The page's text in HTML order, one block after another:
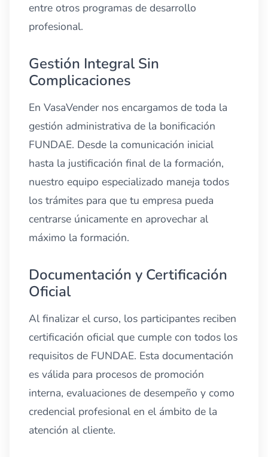
entre otros programas de desarrollo
profesional.
Gestión Integral Sin
Complicaciones
En VasaVender nos encargamos de toda la
gestión administrativa de la bonificación
FUNDAE. Desde la comunicación inicial
hasta la justificación final de la formación,
nuestro equipo especializado maneja todos
los trámites para que tu empresa pueda
centrarse únicamente en aprovechar al
máximo la formación.
Documentación y Certificación
Oficial
Al finalizar el curso, los participantes reciben
certificación oficial que cumple con todos los
requisitos de FUNDAE. Esta documentación
es válida para procesos de promoción
interna, evaluaciones de desempeño y como
credencial profesional en el ámbito de la
atención al cliente.